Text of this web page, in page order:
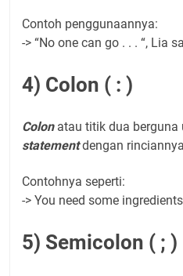
Contoh penggunaannya:
-> “No one can go . . . “, Lia
4) Colon ( : )
Colon atau titik dua
statementdengan
Contohnya seperti:
-> You need some
5) Semicolon ( ; )